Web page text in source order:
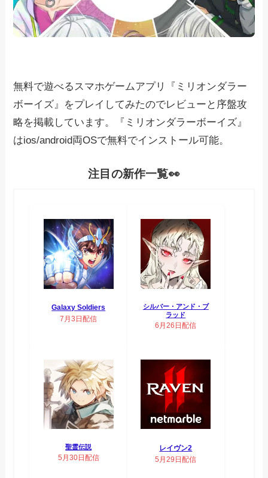
無料で遊べるスマホゲームアプリ『ミリオンダラー
ボーイズ』をプレイしてみたのでレビューと序盤攻
略を掲載しています。『ミリオンダラーボーイズ』
はios/android両OSで無料でインストール可能。
注目の新作一覧👀
Galaxy Soldiers
7月3日配信
シルバー・アンド・ブ
ラッド
6月26日配信
聖霊伝説
5月30日配信
レイヴン2
5月29日配信